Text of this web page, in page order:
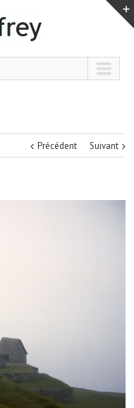
Précédent Suivant